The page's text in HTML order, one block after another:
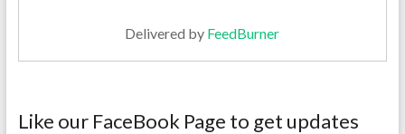
Delivered by FeedBurner
Like our FaceBook Page to get updates